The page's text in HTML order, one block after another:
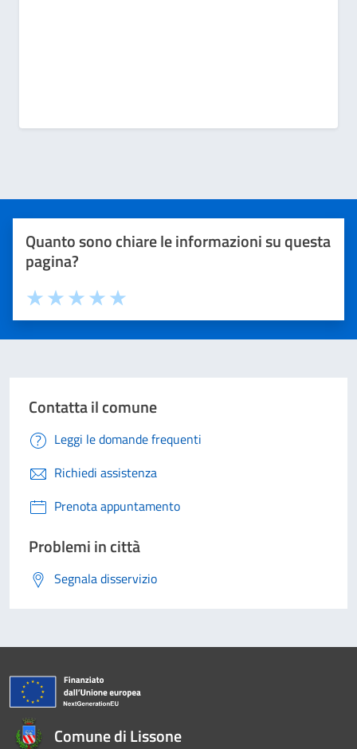
Quanto sono chiare le informazioni su questa
pagina?
Valuta 5 stelle su 5
Valuta 4 stelle su 5
Valuta 3 stelle su 5
Valuta 2 stelle su 5
Valuta 1 stelle su 5
Contatta il comune
Leggi le domande frequenti
Richiedi assistenza
Prenota appuntamento
Problemi in città
Segnala disservizio
Comune di Lissone